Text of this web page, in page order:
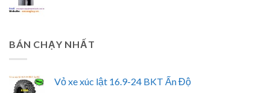
BÁN CHẠY NHẤT
Vỏ xe xúc lật 16.9-24 BKT Ấn Độ